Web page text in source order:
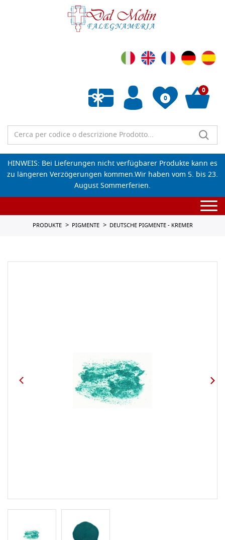
0
Wunschliste leeren
0
HINWEIS: Bei Lieferungen nicht verfügbarer Produkte kann es
zu längeren Verzögerungen kommen.Wir haben vom 5. bis 23.
August Sommerferien.
PRODUKTE PIGMENTE DEUTSCHE PIGMENTE - KREMER